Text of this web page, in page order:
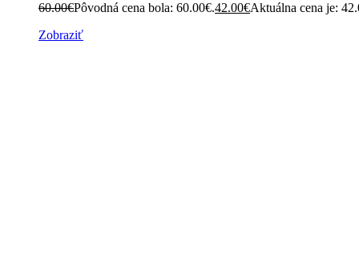
60.00€Pôvodná cena bola: 60.00€.42.00€Aktuálna cena je:
Zobraziť